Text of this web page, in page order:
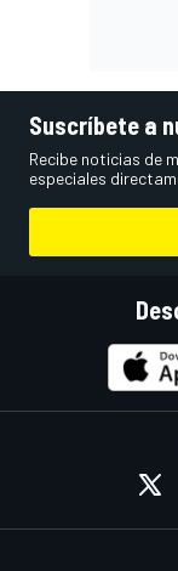
Suscríbete a
Recibe noticias de
especiales